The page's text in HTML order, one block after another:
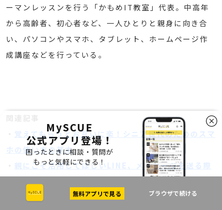
ーマンレッスンを行う「かもめIT教室」代表。中高年
から高齢者、初心者など、一人ひとりと親身に向き合
い、パソコンやスマホ、タブレット、ホームページ作
成講座などを行っている。
覚えてもらうとお互いに楽！シニア世代のためのスマ
ホの使い方の基本
親にこそ活用してほしいLINE、メッセージを送る際
親にこそ活用してほしいLINE、スタンプや写真を送
MySCUE
公式アプリ登場！
困ったときに相談・質問が
もっと気軽にできる！
無料アプリで見る ブラウザで続ける